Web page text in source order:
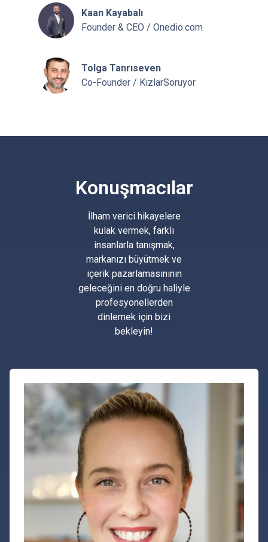
Kaan Kayabalı
Founder & CEO / Onedio.com
Tolga Tanrıseven
Co-Founder / KizlarSoruyor
Konuşmacılar
İlham verici hikayelere
kulak vermek, farklı
insanlarla tanışmak,
markanızı büyütmek ve
içerik pazarlamasınının
geleceğini en doğru haliyle
profesyonellerden
dinlemek için bizi
bekleyin!